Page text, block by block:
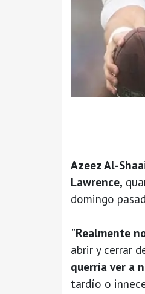
Azeez Al-
Lawrence,
domingo
"Realmente
abrir y cerrar
querría ver a
tardío o